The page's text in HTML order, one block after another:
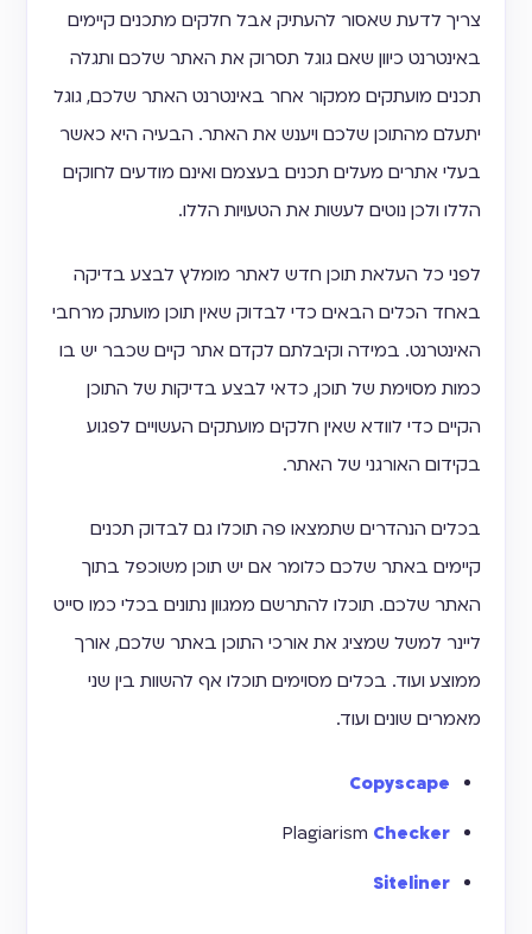
צריך לדעת שאסור להעתיק אבל חלקים מתכנים קיימים
באינטרנט כיוון שאם גוגל תסרוק את האתר שלכם ותגלה
תכנים מועתקים ממקור אחר באינטרנט האתר שלכם, גוגל
יתעלם מהתוכן שלכם ויענש את האתר. הבעיה היא כאשר
בעלי אתרים מעלים תכנים בעצמם ואינם מודעים לחוקים
הללו ולכן נוטים לעשות את הטעויות הללו.
לפני כל העלאת תוכן חדש לאתר מומלץ לבצע בדיקה
באחד הכלים הבאים כדי לבדוק שאין תוכן מועתק מרחבי
האינטרנט. במידה וקיבלתם לקדם אתר קיים שכבר יש בו
כמות מסוימת של תוכן, כדאי לבצע בדיקות של התוכן
הקיים כדי לוודא שאין חלקים מועתקים העשויים לפגוע
בקידום האורגני של האתר.
בכלים הנהדרים שתמצאו פה תוכלו גם לבדוק תכנים
קיימים באתר שלכם כלומר אם יש תוכן משוכפל בתוך
האתר שלכם. תוכלו להתרשם ממגוון נתונים בכלי כמו סייט
ליינר למשל שמציג את אורכי התוכן באתר שלכם, אורך
ממוצע ועוד. בכלים מסוימים תוכלו אף להשוות בין שני
מאמרים שונים ועוד.
Copyscape
Plagiarism Checker
Siteliner